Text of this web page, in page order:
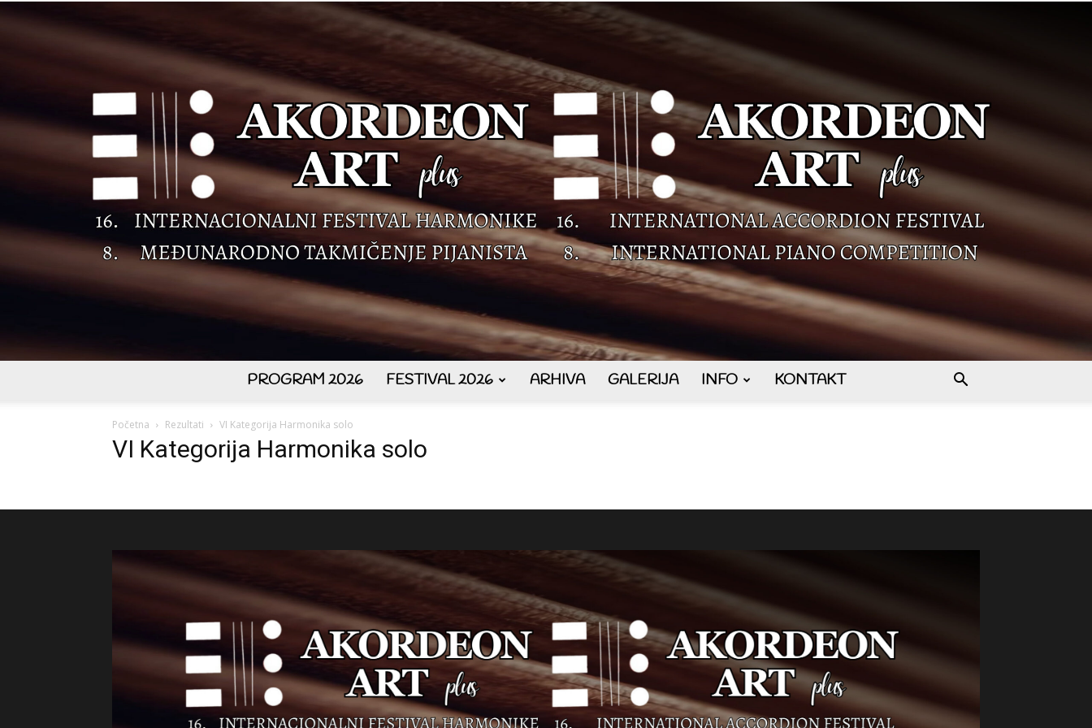
plus
PROGRAM 2026 FESTIVAL 2026 ARHIVA GALERIJA INFO KONTAKT
Početna Rezultati VI Kategorija Harmonika solo
VI Kategorija Harmonika solo